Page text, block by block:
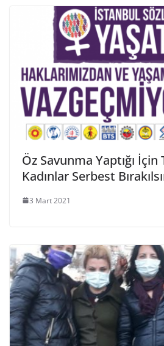
Öz Savunma Yaptığı
Kadınlar Serbest
3 Mart 2021